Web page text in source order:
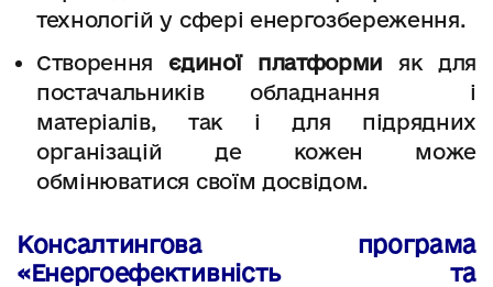
технологій у сфері енергозбереження.
Створення єдиної платформи як для
постачальників обладнання і
матеріалів, так і для підрядних
організацій де кожен може
обмінюватися своїм досвідом.
Консалтингова програма
«Енергоефективність та